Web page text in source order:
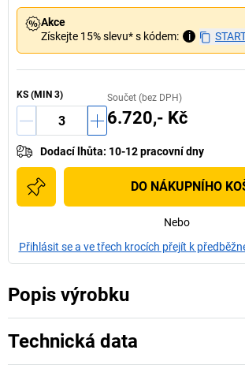
Akce
Získejte 15% slevu* s kódem:
i
KS (MIN 3) Součet (bez DPH)
6.720,- Kč
Dodací lhůta: 10-12 pracovní dny
DO NÁKUPNÍHO
Nebo
Přihlásit se a ve třech krocích přejít k
Popis výrobku
Technická data